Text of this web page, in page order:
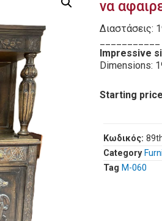
να
Διαστάσεις:
Impressive
Dimensions:
Starting
Κωδικός:
Category
Tag Μ-060